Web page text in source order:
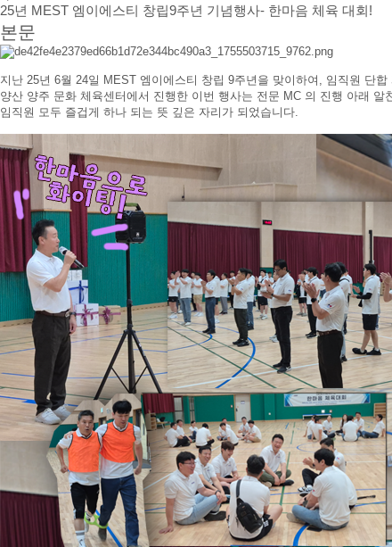
25년 MEST 엠이에스티 창립9주년 기념행사- 한마음 체육 대회!
본문
지난 25년 6월 24일 MEST 엠이에스티 창립 9주년을 맞이하여 , 임직원 단합
양산 양주 문화 체육센터에서 진행한 이번 행사는 전문 MC 의 진행 아래 알
임직원 모두 즐겁게 하나 되는 뜻 깊은 자리가 되었습니다.